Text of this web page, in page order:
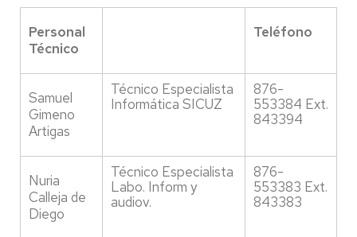
Personal
Técnico
Teléfono
Samuel
Gimeno
Artigas
Técnico Especialista
Informática SICUZ
876-
553384 Ext.
843394
Nuria
Calleja de
Diego
Técnico Especialista
Labo. Inform y
audiov.
876-
553383 Ext.
843383